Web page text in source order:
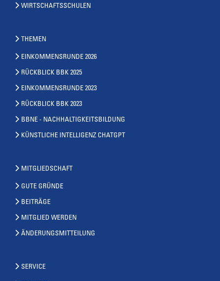
WIRTSCHAFTSSCHULEN
THEMEN
EINKOMMENSRUNDE 2026
RÜCKBLICK BBK 2025
EINKOMMENSRUNDE 2023
RÜCKBLICK BBK 2023
BBNE - NACHHALTIGKEITSBILDUNG
KÜNSTLICHE INTELLIGENZ CHATGPT
MITGLIEDSCHAFT
GUTE GRÜNDE
BEITRÄGE
MITGLIED WERDEN
ÄNDERUNGSMITTEILUNG
SERVICE